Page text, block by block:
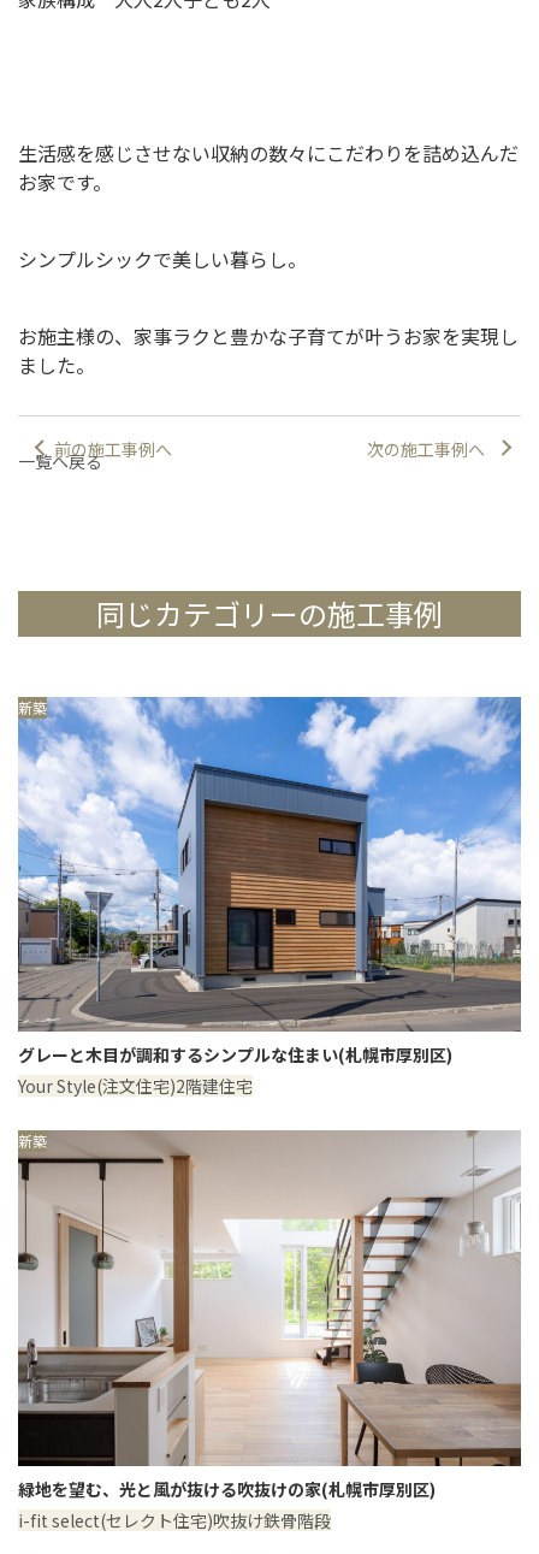
生活感を感じさせない収納の数々にこだわりを詰め込んだ
お家です。
シンプルシックで美しい暮らし。
お施主様の、家事ラクと豊かな子育てが叶うお家を実現し
ました。
前の施工事例へ 次の施工事例へ
一覧へ戻る
同じカテゴリーの施工事例
新築
グレーと木目が調和するシンプルな住まい(札幌市厚別区)
Your Style(注文住宅)2階建住宅
新築
緑地を望む、光と風が抜ける吹抜けの家(札幌市厚別区)
i-fit select(セレクト住宅)吹抜け鉄骨階段